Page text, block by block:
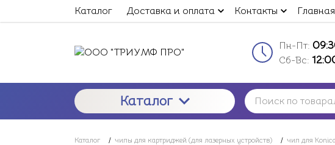
Каталог Доставка и оплата Контакты Главная
Пн-Пт:
Сб-Вс:
Каталог
Каталог / чипы для картриджей (для лазерных устройств) / чип для